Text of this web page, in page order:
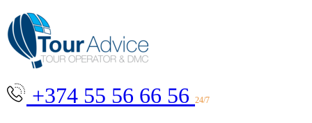
+374 55 56 66 56 24/7